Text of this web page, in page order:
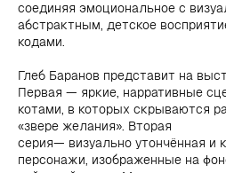
соединяя эмоциональное с
абстрактным, детское
кодами.
Глеб Баранов представит на
Первая — яркие, нарративные
котами, в которых скрываются
«звере желания». Вторая
серия— визуально утончённая и
персонажи, изображенные на